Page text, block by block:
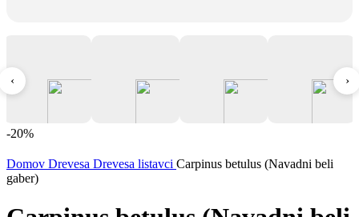
‹ ›
-20%
Domov Drevesa Drevesa listavci Carpinus betulus (Navadni beli
gaber)